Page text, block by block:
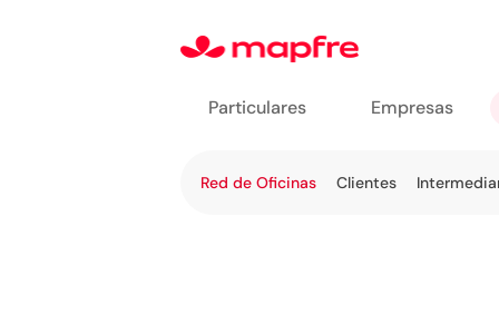
Particulares Empresas
Ir a
Red de Oficinas Clientes